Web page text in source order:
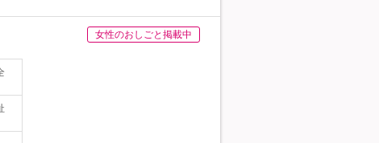
女性のおしごと掲載中